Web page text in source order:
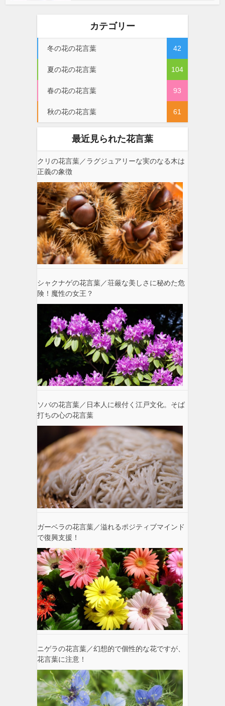
カテゴリー
冬の花の花言葉 42
夏の花の花言葉 104
春の花の花言葉 93
秋の花の花言葉 61
最近見られた花言葉
クリの花言葉／ラグジュアリーな実のなる木は
正義の象徴
シャクナゲの花言葉／荘厳な美しさに秘めた危
険！魔性の女王？
ソバの花言葉／日本人に根付く江戸文化。そば
打ちの心の花言葉
ガーベラの花言葉／溢れるポジティブマインド
で復興支援！
ニゲラの花言葉／幻想的で個性的な花ですが、
花言葉に注意！